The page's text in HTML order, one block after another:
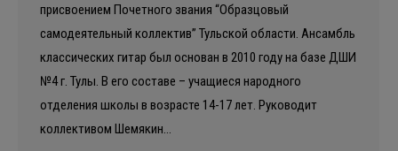
присвоением Почетного звания “Образцовый
самодеятельный коллектив” Тульской области. Ансамбль
классических гитар был основан в 2010 году на базе ДШИ
№4 г. Тулы. В его составе – учащиеся народного
отделения школы в возрасте 14-17 лет. Руководит
коллективом Шемякин…